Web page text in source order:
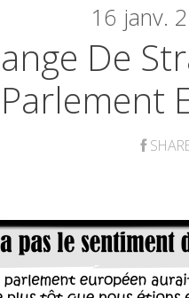
16 janv.
De
Parlement